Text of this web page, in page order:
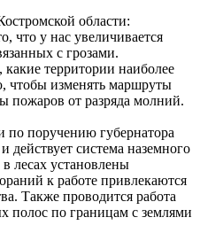
области:
что у нас увеличивается
с грозами.
территории наиболее
чтобы изменять маршруты
пожаров от разряда молний.
по поручению губернатора
действует система наземного
лесах установлены
к работе привлекаются
Также проводится работа
полос по границам с землями